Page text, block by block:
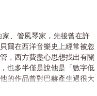
、管風琴家，先後曾在許
爾在西洋音樂史上經常被忽
，西方費盡心思想找出有關
也多半僅是說他是「數字低
的作品曾對巴赫產生過很大
曲家，而巴赫的哥哥就曾在